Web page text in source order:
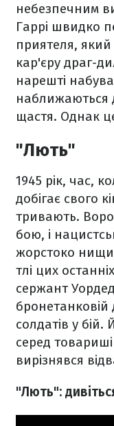
небезпечним
Гаррі швидко
приятеля,
кар'єру драг-
нарешті
наближаються
щастя. Однак
"Лють"
1945 рік, час,
добігає свого
тривають.
бою, і
жорстоко
тлі цих
сержант
бронетанковій
солдатів у
серед
вирізнявся
"Лють":